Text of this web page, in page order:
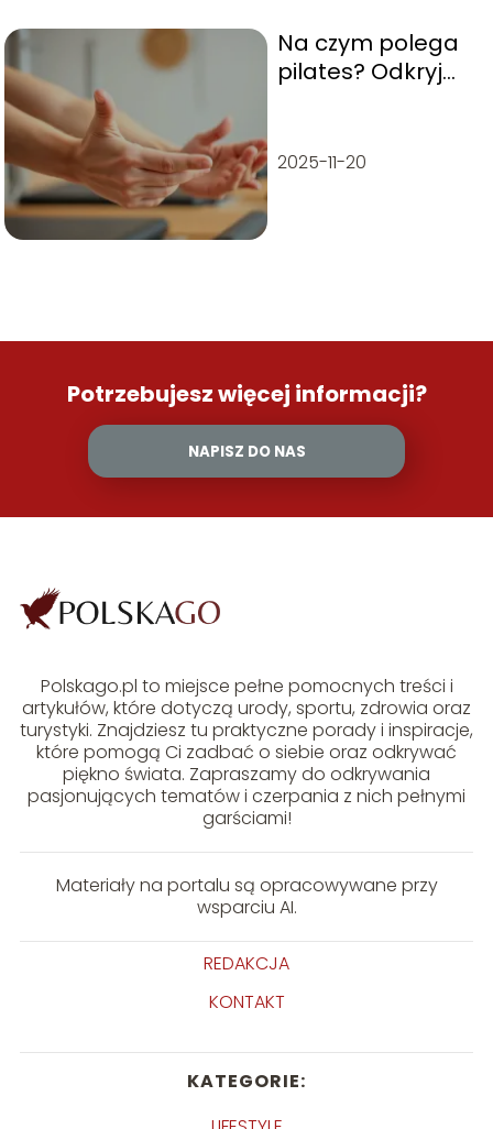
Na czym polega
pilates? Odkryj
2025-11-20
Potrzebujesz więcej informacji?
NAPISZ DO NAS
Polskago.pl to miejsce pełne pomocnych treści i
artykułów, które dotyczą urody, sportu, zdrowia oraz
turystyki. Znajdziesz tu praktyczne porady i inspiracje,
które pomogą Ci zadbać o siebie oraz odkrywać
piękno świata. Zapraszamy do odkrywania
pasjonujących tematów i czerpania z nich pełnymi
garściami!
Materiały na portalu są opracowywane przy
wsparciu AI.
REDAKCJA
KONTAKT
KATEGORIE: